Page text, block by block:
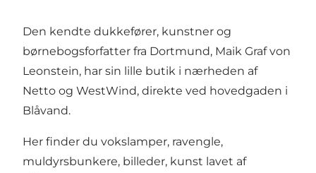
Den kendte dukkefører, kunstner og
børnebogsforfatter fra Dortmund, Maik Graf von
Leonstein, har sin lille butik i nærheden af
Netto og WestWind, direkte ved hovedgaden i
Blåvand.
Her finder du vokslamper, ravengle,
muldyrsbunkere, billeder, kunst lavet af